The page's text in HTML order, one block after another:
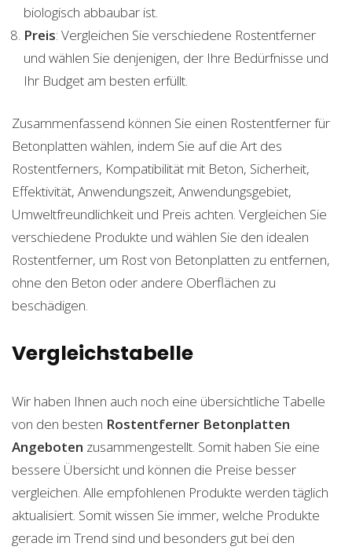
biologisch abbaubar ist.
Preis: Vergleichen Sie verschiedene Rostentferner
und wählen Sie denjenigen, der Ihre Bedürfnisse und
Ihr Budget am besten erfüllt.
Zusammenfassend können Sie einen Rostentferner für
Betonplatten wählen, indem Sie auf die Art des
Rostentferners, Kompatibilität mit Beton, Sicherheit,
Effektivität, Anwendungszeit, Anwendungsgebiet,
Umweltfreundlichkeit und Preis achten. Vergleichen Sie
verschiedene Produkte und wählen Sie den idealen
Rostentferner, um Rost von Betonplatten zu entfernen,
ohne den Beton oder andere Oberflächen zu
beschädigen.
Vergleichstabelle
Wir haben Ihnen auch noch eine übersichtliche Tabelle
von den besten Rostentferner Betonplatten
Angeboten zusammengestellt. Somit haben Sie eine
bessere Übersicht und können die Preise besser
vergleichen. Alle empfohlenen Produkte werden täglich
aktualisiert. Somit wissen Sie immer, welche Produkte
gerade im Trend sind und besonders gut bei den